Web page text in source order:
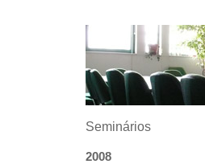
Seminários
2008